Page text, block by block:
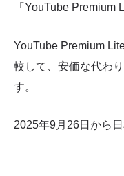
「YouTube Premium
YouTube Premium
較して、安価な代わ
す。
2025年9月26日から